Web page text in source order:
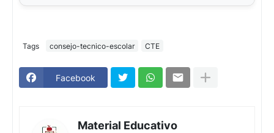
Tags consejo-tecnico-escolar CTE
Facebook
Material Educativo